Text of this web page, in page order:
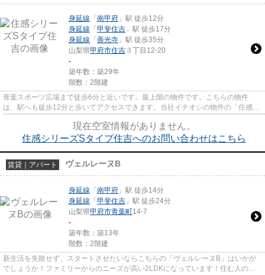
身延線 「 南甲府 」駅 徒歩12分
身延線 「 甲斐住吉 」駅 徒歩17分
身延線 「 善光寺 」駅 徒歩35分
山梨県甲府市住吉 ３丁目12-20
-
築年数：築29年
階数：2階建
青葉スポーツ広場まで徒歩6分と近いです。最上階の物件です。こちらの物件
は、駅へも徒歩12分と歩いてアクセスできます。当社イチオシの物件の「住感シ
現在空室情報がありません。
住感シリーズSタイプ住吉へのお問い合わせはこちら
賃貸｜アパート ヴェルレーヌB
身延線 「 南甲府 」駅 徒歩14分
身延線 「 甲斐住吉 」駅 徒歩24分
山梨県甲府市青葉町14-7
-
築年数：築13年
階数：2階建
新生活を失敗せず、スタートさせたいならこちらの「ヴェルレーヌB」はいかが
でしょうか！ファミリーからのニーズが高い2LDKになっています！住む人のこ